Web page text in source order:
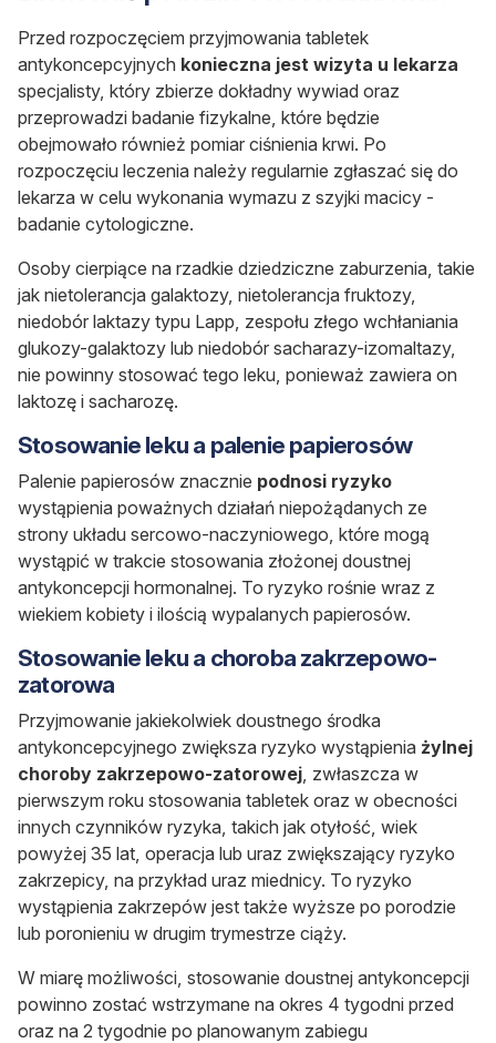
Przed rozpoczęciem przyjmowania tabletek
antykoncepcyjnych konieczna jest wizyta u lekarza
specjalisty, który zbierze dokładny wywiad oraz
przeprowadzi badanie fizykalne, które będzie
obejmowało również pomiar ciśnienia krwi. Po
rozpoczęciu leczenia należy regularnie zgłaszać się do
lekarza w celu wykonania wymazu z szyjki macicy -
badanie cytologiczne.
Osoby cierpiące na rzadkie dziedziczne zaburzenia, takie
jak nietolerancja galaktozy, nietolerancja fruktozy,
niedobór laktazy typu Lapp, zespołu złego wchłaniania
glukozy-galaktozy lub niedobór sacharazy-izomaltazy,
nie powinny stosować tego leku, ponieważ zawiera on
laktozę i sacharozę.
Stosowanie leku a palenie papierosów
Palenie papierosów znacznie podnosi ryzyko
wystąpienia poważnych działań niepożądanych ze
strony układu sercowo-naczyniowego, które mogą
wystąpić w trakcie stosowania złożonej doustnej
antykoncepcji hormonalnej. To ryzyko rośnie wraz z
wiekiem kobiety i ilością wypalanych papierosów.
Stosowanie leku a choroba zakrzepowo-
zatorowa
Przyjmowanie jakiekolwiek doustnego środka
antykoncepcyjnego zwiększa ryzyko wystąpienia żylnej
choroby zakrzepowo-zatorowej , zwłaszcza w
pierwszym roku stosowania tabletek oraz w obecności
innych czynników ryzyka, takich jak otyłość, wiek
powyżej 35 lat, operacja lub uraz zwiększający ryzyko
zakrzepicy, na przykład uraz miednicy. To ryzyko
wystąpienia zakrzepów jest także wyższe po porodzie
lub poronieniu w drugim trymestrze ciąży.
W miarę możliwości, stosowanie doustnej antykoncepcji
powinno zostać wstrzymane na okres 4 tygodni przed
oraz na 2 tygodnie po planowanym zabiegu